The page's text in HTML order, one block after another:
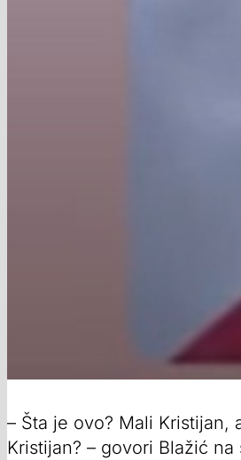
– Šta je ovo? Mali Kristijan,
Kristijan? – govori Blažić